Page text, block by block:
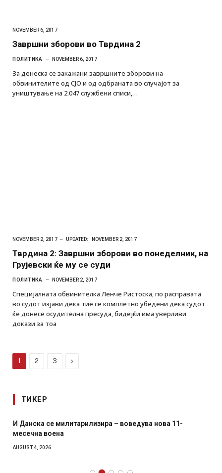
NOVEMBER 6, 2017
Завршни зборови во Тврдина 2
ПОЛИТИКА NOVEMBER 6, 2017
За денеска се закажани завршните зборови на
обвинителите од СЈО и од одбраната во случајот за
уништување на 2.047 службени списи,…
NOVEMBER 2, 2017 UPDATED: NOVEMBER 2, 2017
Тврдина 2: Завршни зборови во понеделник, на
Грујевски ќе му се суди
ПОЛИТИКА NOVEMBER 2, 2017
Специјалната обвинителка Ленче Ристоска, по расправата
во судот изјави дека тие се комплетно убедени дека судот
ќе донесе осудителна пресуда, бидејќи има уверливи
докази за тоа
1 2 3 Next
ТИКЕР
И Данска се милитарилизира – воведува нова 11-
месечна воена
AUGUST 4, 2026